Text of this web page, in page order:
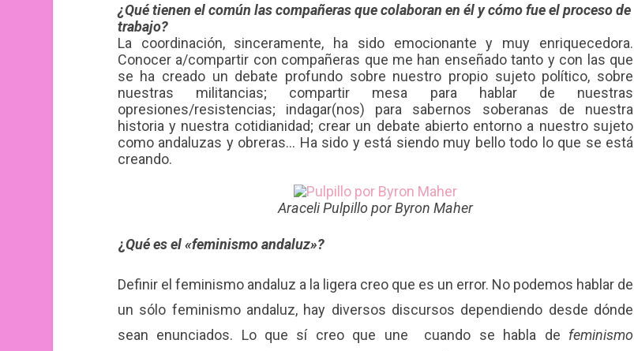
¿Qué tienen el común las compañeras que colaboran en él y cómo fue el proceso de
trabajo?
La coordinación, sinceramente, ha sido emocionante y muy enriquecedora.
Conocer a/compartir con compañeras que me han enseñado tanto y con las que
se ha creado un debate profundo sobre nuestro propio sujeto político, sobre
nuestras militancias; compartir mesa para hablar de nuestras
opresiones/resistencias; indagar(nos) para sabernos soberanas de nuestra
historia y nuestra cotidianidad; crear un debate abierto entorno a nuestro sujeto
como andaluzas y obreras… Ha sido y está siendo muy bello todo lo que se está
creando.
Araceli Pulpillo por Byron Maher
¿Qué es el «feminismo andaluz»?
Definir el feminismo andaluz a la ligera creo que es un error. No podemos hablar de
un sólo feminismo andaluz, hay diversos discursos dependiendo desde dónde
sean enunciados. Lo que sí creo que une cuando se habla de feminismo